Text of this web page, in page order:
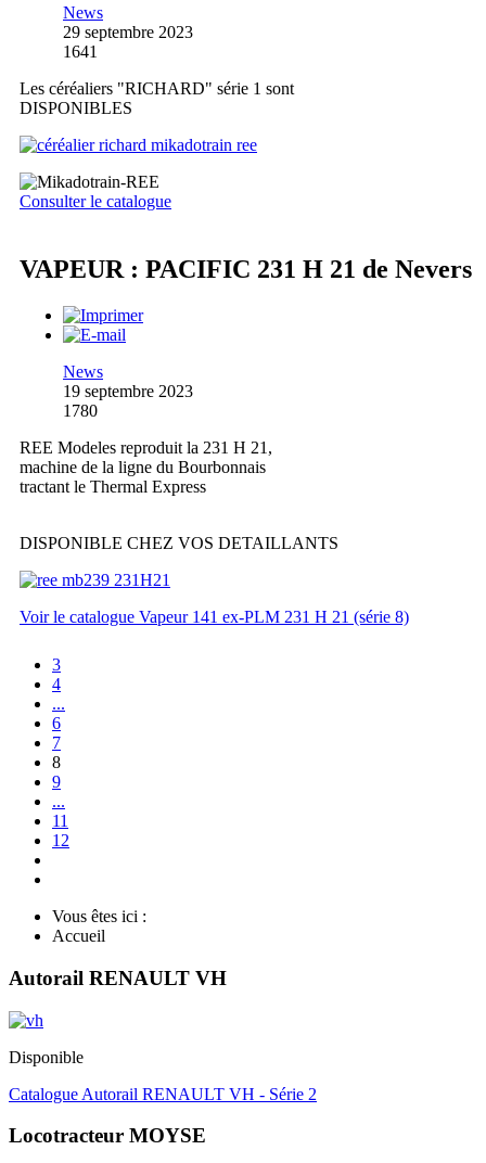
News
29 septembre 2023
1641
Les céréaliers "RICHARD" série 1 sont
DISPONIBLES
Consulter le catalogue
VAPEUR : PACIFIC 231 H 21 de Nevers
News
19 septembre 2023
1780
REE Modeles reproduit la 231 H 21,
machine de la ligne du Bourbonnais
tractant le Thermal Express
DISPONIBLE CHEZ VOS DETAILLANTS
Voir le catalogue Vapeur 141 ex-PLM 231 H 21 (série 8)
3
4
...
6
7
8
9
...
11
12
Vous êtes ici :
Accueil
Autorail RENAULT VH
Disponible
Catalogue Autorail RENAULT VH - Série 2
Locotracteur MOYSE